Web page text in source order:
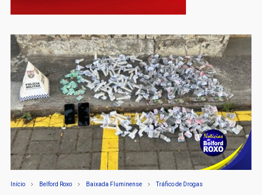
Início Belford Roxo Baixada Fluminense Tráfico de Drogas